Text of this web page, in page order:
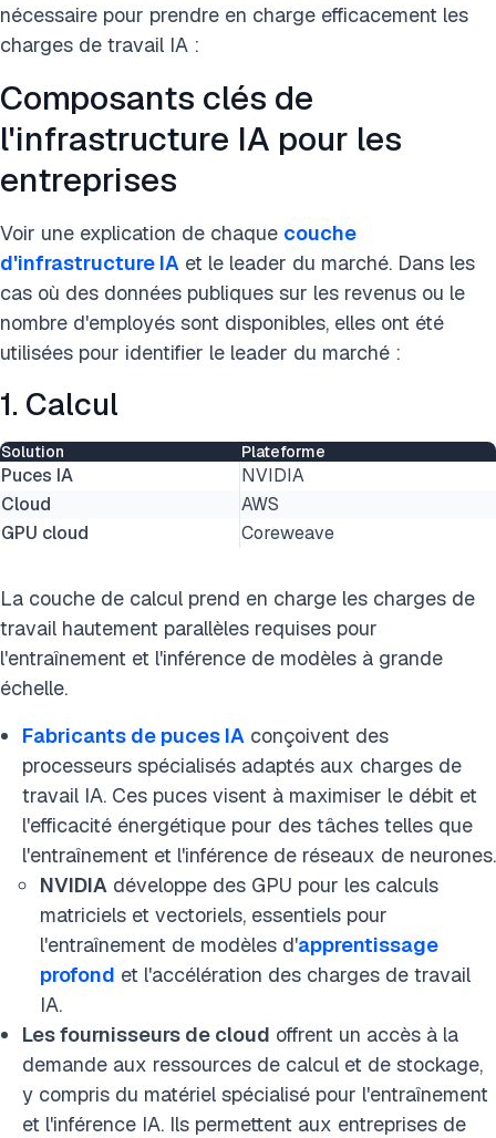
nécessaire pour prendre en charge efficacement les
charges de travail IA :
Composants clés de
l'infrastructure IA pour les
entreprises
Voir une explication de chaque couche
d'infrastructure IA et le leader du marché. Dans les
cas où des données publiques sur les revenus ou le
nombre d'employés sont disponibles, elles ont été
utilisées pour identifier le leader du marché :
1. Calcul
Solution Plateforme
Puces IA
NVIDIA
Cloud
AWS
GPU cloud
Coreweave
La couche de calcul prend en charge les charges de
travail hautement parallèles requises pour
l'entraînement et l'inférence de modèles à grande
échelle.
Fabricants de puces IA conçoivent des
processeurs spécialisés adaptés aux charges de
travail IA. Ces puces visent à maximiser le débit et
l'efficacité énergétique pour des tâches telles que
l'entraînement et l'inférence de réseaux de neurones.
NVIDIA développe des GPU pour les calculs
matriciels et vectoriels, essentiels pour
l'entraînement de modèles d'apprentissage
profond et l'accélération des charges de travail
IA.
Les fournisseurs de cloud offrent un accès à la
demande aux ressources de calcul et de stockage,
y compris du matériel spécialisé pour l'entraînement
et l'inférence IA. Ils permettent aux entreprises de